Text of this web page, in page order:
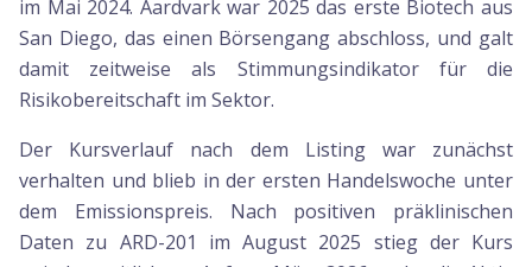
im Mai 2024. Aardvark war 2025 das erste Biotech aus
San Diego, das einen Börsengang abschloss, und galt
damit zeitweise als Stimmungsindikator für die
Risikobereitschaft im Sektor.
Der Kursverlauf nach dem Listing war zunächst
verhalten und blieb in der ersten Handelswoche unter
dem Emissionspreis. Nach positiven präklinischen
Daten zu ARD-201 im August 2025 stieg der Kurs